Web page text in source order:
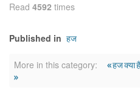
Read 4592 times
Published in हज
More in this category: « हज क्या
»